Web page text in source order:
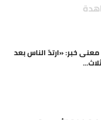
خبر: «ارتدّ الناس بعد